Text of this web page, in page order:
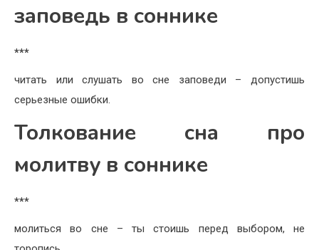
заповедь в соннике
***
читать или слушать во сне заповеди – допустишь
серьезные ошибки.
Толкование сна про
молитву в соннике
***
молиться во сне – ты стоишь перед выбором, не